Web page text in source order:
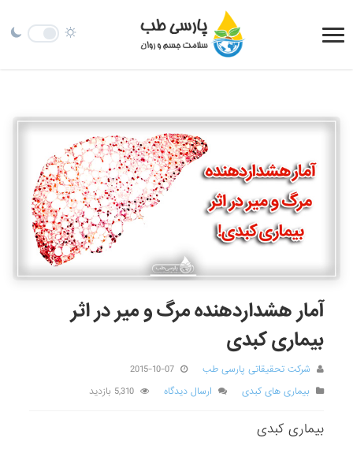
آمار هشداردهنده مرگ و میر در اثر
بیماری کبدی
شرکت تحقیقاتی پارسی طب
2015-10-07
بیماری های کبدی
ارسال دیدگاه 5,310 بازدید
بیماری کبدی